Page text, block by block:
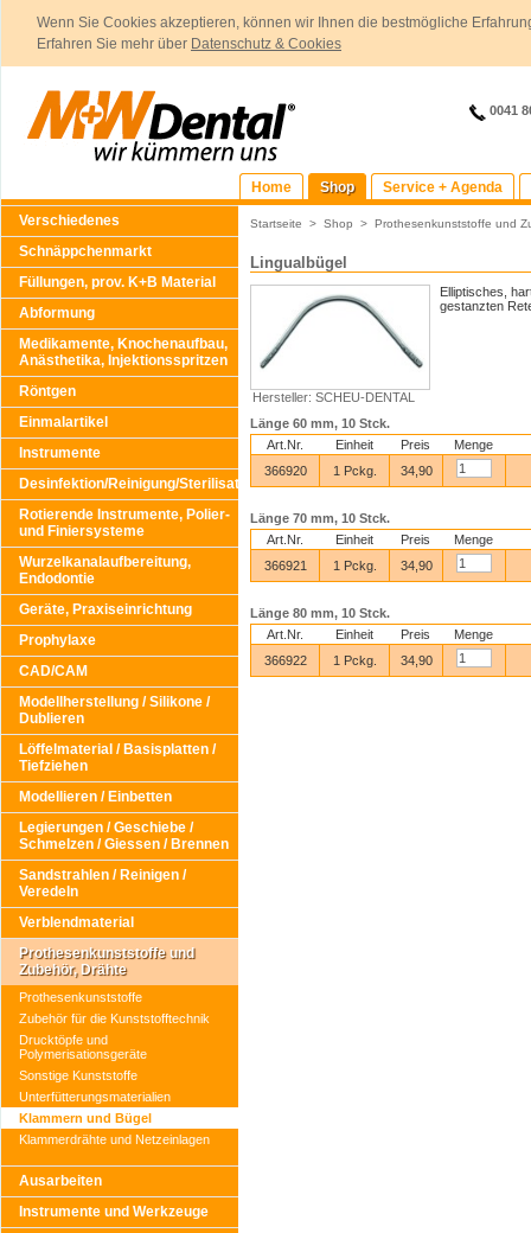
Wenn Sie Cookies akzeptieren, können wir Ihnen die bestmögliche
Erfahren Sie mehr über Datenschutz & Cookies
0041
Home Shop
Service + Agenda
Verschiedenes
Schnäppchenmarkt
Füllungen, prov. K+B Material
Abformung
Medikamente, Knochenaufbau,
Anästhetika, Injektionsspritzen
Röntgen
Einmalartikel
Instrumente
Desinfektion/Reinigung/Sterilisation
Rotierende Instrumente, Polier-
und Finiersysteme
Wurzelkanalaufbereitung,
Endodontie
Geräte, Praxiseinrichtung
Prophylaxe
CAD/CAM
Modellherstellung / Silikone /
Dublieren
Löffelmaterial / Basisplatten /
Tiefziehen
Modellieren / Einbetten
Legierungen / Geschiebe /
Schmelzen / Giessen / Brennen
Sandstrahlen / Reinigen /
Veredeln
Verblendmaterial
Prothesenkunststoffe und
Zubehör, Drähte
Prothesenkunststoffe
Zubehör für die Kunststofftechnik
Drucktöpfe und
Polymerisationsgeräte
Sonstige Kunststoffe
Unterfütterungsmaterialien
Klammern und Bügel
Klammerdrähte und Netzeinlagen
Ausarbeiten
Instrumente und Werkzeuge
Startseite > Shop > Prothesenkunststoffe und
Lingualbügel
Hersteller: SCHEU-DENTAL
Elliptisches,
gestanzten
Länge 60 mm, 10 Stck.
Art.Nr.
Einheit Preis
Menge
366920
1 Pckg. 34,90
Länge 70 mm, 10 Stck.
Art.Nr.
Einheit Preis
Menge
366921
1 Pckg. 34,90
Länge 80 mm, 10 Stck.
Art.Nr.
Einheit Preis
Menge
366922
1 Pckg. 34,90